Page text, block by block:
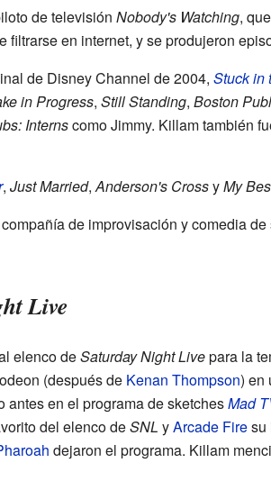
de televisión Nobody's Watching,
en internet, y se produjeron
de Disney Channel de 2004, Stuck in
in Progress, Still Standing, Boston
Internscomo Jimmy. Killam también
, Just Married,Anderson's CrossyMy
de improvisación y comedia
Live
elenco deSaturday Night Livepara la
(después de Kenan Thompson) en
antes en el programa de sketchesMad
del elenco deSNL yArcade Firesu
dejaron el programa. Killam